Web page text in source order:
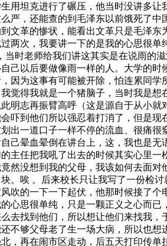
用坦克进行了碾压，他当时没讲多
严，还能查的到毛泽东以前饿死了
文革的惨状，能看出文革只是毛泽
两次，我要讲一下的是我的心思很
当时老师给我们讲这其实是在说雨的
己以后要做像雨一样的人。大学的
因为这事有可能被开除，怕连累同
觉得我就是一个猪脑子，当时我是
明志再振臂高呼（这是源自于从小
吓到他们所以强忍着打消了，但是
出一道口子一样不停的流血、很痛很
己晕血晕倒在讲台上，这，我也是
主任把我吼了出去的时候其实心里
然没想到我的父母，我该如何去面
。唉 。后来校长只让我写了一份检讨
吹的一下一下起伏，他那时候接了
心思很单纯，只是一颗正义之心而
去找到他们，所以想让他们来找我
不够父母老了生一场大病，所以也
，再在闹市区走动，后五天打印传